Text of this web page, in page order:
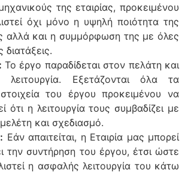
της εταιρίας, προκειμένου
όχι μόνο η υψηλή ποιότητα της
αλλά και η συμμόρφωση της με όλες
διατάξεις.
Το έργο παραδίδεται στον πελάτη και
λειτουργία. Εξετάζονται όλα τα
του έργου προκειμένου να
ότι η λειτουργία τους συμβαδίζει με
και σχεδιασμό.
Εάν απαιτείται, η Εταιρία μας μπορεί
την συντήρηση του έργου, έτσι ώστε
η ασφαλής λειτουργία του κάτω